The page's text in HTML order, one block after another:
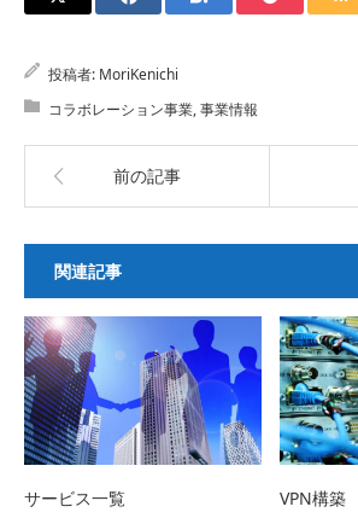
投稿者: MoriKenichi
コラボレーション事業,事業情報
前の記事
関連記事
サービス一覧 VPN構築